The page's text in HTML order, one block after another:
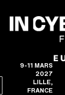
9-11 MARS
2027
LILLE,
FRANCE